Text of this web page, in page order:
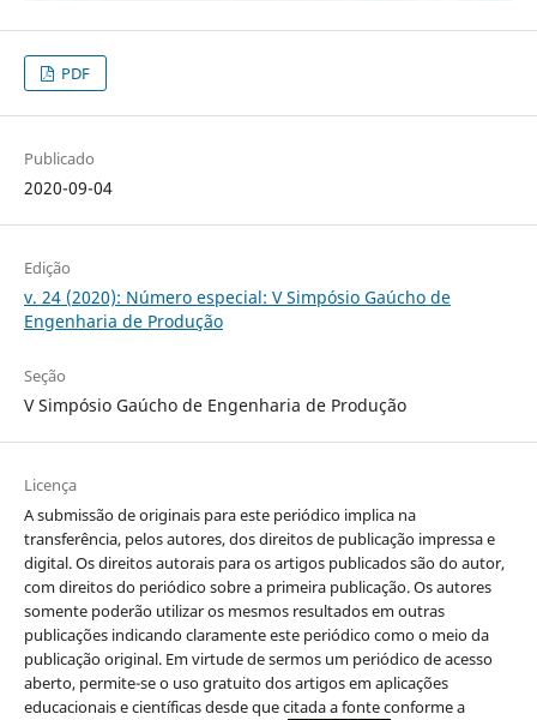
PDF
Publicado
2020-09-04
Edição
v. 24 (2020): Número especial: V Simpósio Gaúcho de
Engenharia de Produção
Seção
V Simpósio Gaúcho de Engenharia de Produção
Licença
A submissão de originais para este periódico implica na
transferência, pelos autores, dos direitos de publicação impressa e
digital. Os direitos autorais para os artigos publicados são do autor,
com direitos do periódico sobre a primeira publicação. Os autores
somente poderão utilizar os mesmos resultados em outras
publicações indicando claramente este periódico como o meio da
publicação original. Em virtude de sermos um periódico de acesso
aberto, permite-se o uso gratuito dos artigos em aplicações
educacionais e científicas desde que citada a fonte conforme a